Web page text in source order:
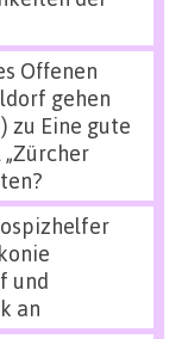
Offenen
gehen
zu Eine gute
und
an